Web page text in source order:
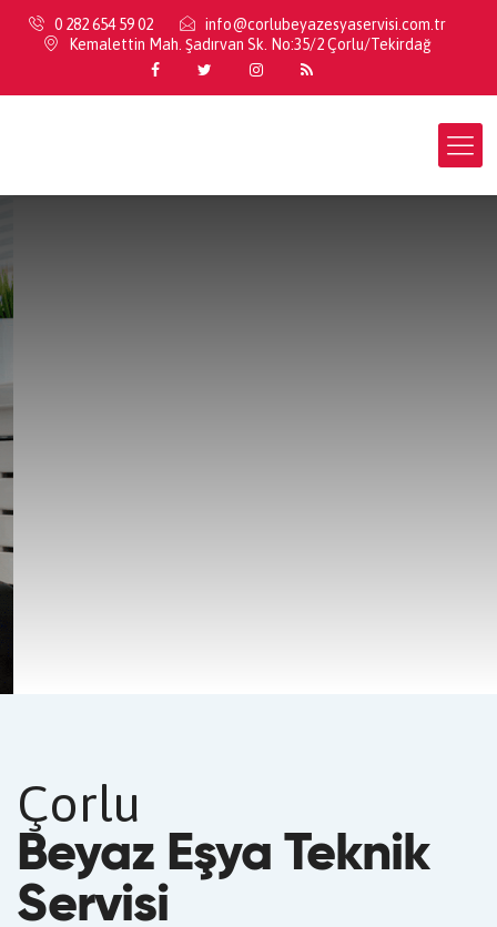
0 282 654 59 02
info@corlubeyazesyaservisi.com.tr
Kemalettin Mah. Şadırvan Sk. No:35/2 Çorlu/Tekirdağ
Çorlu
Beyaz Eşya Teknik
Servisi